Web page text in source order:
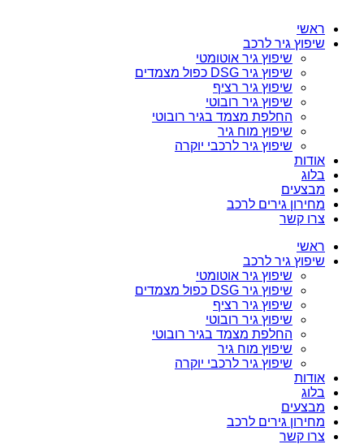
ראשי
שיפוץ גיר לרכב
שיפוץ גיר אוטומטי
שיפוץ גיר DSG כפול מצמדים
שיפוץ גיר רציף
שיפוץ גיר רובוטי
החלפת מצמד בגיר רובוטי
שיפוץ מוח גיר
שיפוץ גיר לרכבי יוקרה
אודות
בלוג
מבצעים
מחירון גירים לרכב
צרו קשר
ראשי
שיפוץ גיר לרכב
שיפוץ גיר אוטומטי
שיפוץ גיר DSG כפול מצמדים
שיפוץ גיר רציף
שיפוץ גיר רובוטי
החלפת מצמד בגיר רובוטי
שיפוץ מוח גיר
שיפוץ גיר לרכבי יוקרה
אודות
בלוג
מבצעים
מחירון גירים לרכב
צרו קשר